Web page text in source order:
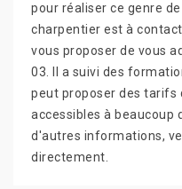
pour réaliser ce genre
charpentier est à
vous proposer de vous
03. Il a suivi des
peut proposer des tarifs
accessibles à beaucoup
d'autres informations,
directement.